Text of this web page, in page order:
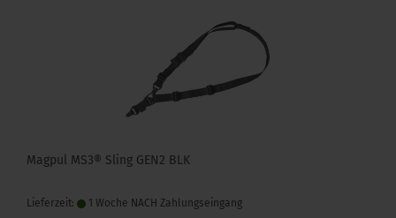
Magpul MS3® Sling GEN2 BLK
Lieferzeit: 1 Woche NACH Zahlungseingang